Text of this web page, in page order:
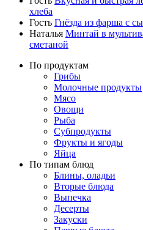
хлеба
Гость Гнёзда из фарша с
Наталья Минтай в
сметаной
По продуктам
Грибы
Молочные продукты
Мясо
Овощи
Рыба
Субпродукты
Фрукты и ягоды
Яйца
По типам блюд
Блины, оладьи
Вторые блюда
Выпечка
Десерты
Закуски